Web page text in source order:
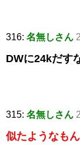
316: 名無しさん
DWに24kだす
315: 名無しさん
似たようなも